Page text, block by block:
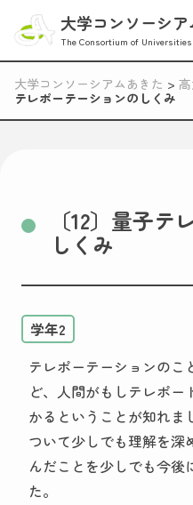
大学コンソーシア
The Consortium of
大学コンソーシアムあきた >
テレポーテーションのしくみ
〔12〕量子
しくみ
学年2
テレポーテーションのこ
ど、人間がもしテレポー
かるということが知れま
ついて少しでも理解を深
んだことを少しでも今後
た。